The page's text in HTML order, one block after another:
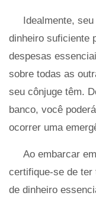
Idealmente,
dinheiro suficiente
despesas
sobre todas as
seu cônjuge têm.
banco, você
ocorrer uma
Ao embarcar
certifique-se de ter
de dinheiro